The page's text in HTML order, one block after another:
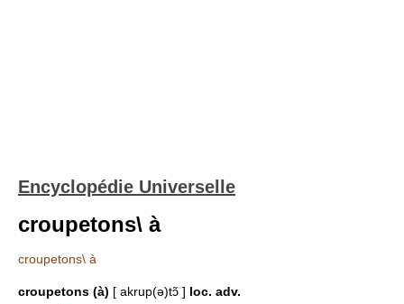
Encyclopédie Universelle
croupetons\ à
croupetons\ à
croupetons (à) [ akrup(ə)tɔ̃ ] loc. adv.